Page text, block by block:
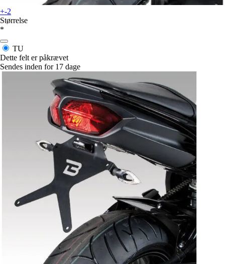
+-2
Størrelse
*
TU
Dette felt er påkrævet
Sendes inden for 17 dage